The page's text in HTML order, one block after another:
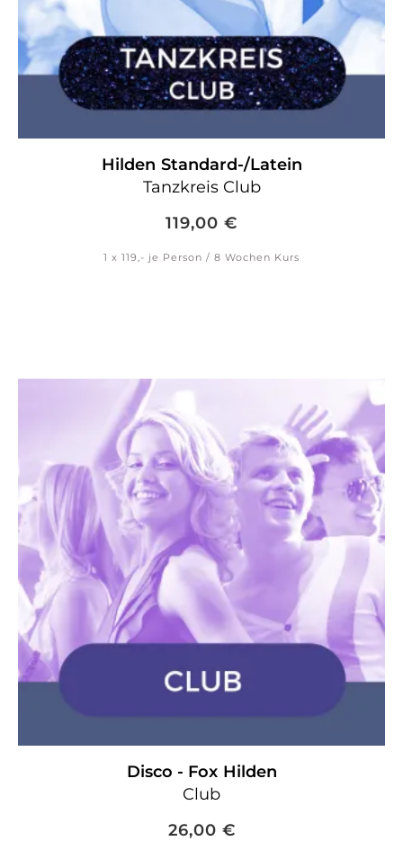
Hilden Standard-/Latein
Tanzkreis Club
119,00 €
1 x 119,- je Person / 8 Wochen Kurs
Disco - Fox Hilden
Club
26,00 €